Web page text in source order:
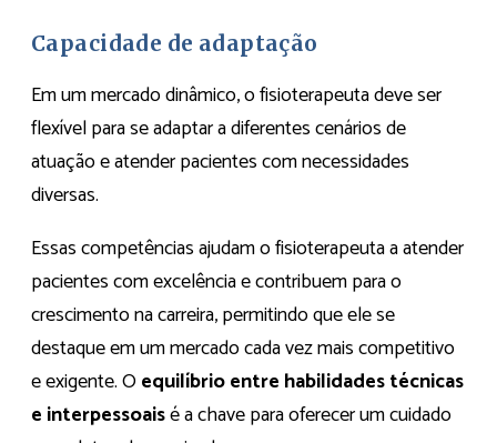
Capacidade de adaptação
Em um mercado dinâmico, o fisioterapeuta deve ser
flexível para se adaptar a diferentes cenários de
atuação e atender pacientes com necessidades
diversas.
Essas competências ajudam o fisioterapeuta a atender
pacientes com excelência e contribuem para o
crescimento na carreira, permitindo que ele se
destaque em um mercado cada vez mais competitivo
e exigente. O equilíbrio entre habilidades técnicas
e interpessoaisé a chave para oferecer um cuidado